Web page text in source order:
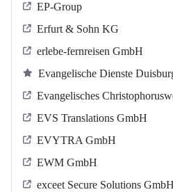
EP-Group
Erfurt & Sohn KG
erlebe-fernreisen GmbH
Evangelische Dienste
Evangelisches
EVS Translations GmbH
EVYTRA GmbH
EWM GmbH
exceet Secure Solutions GmbH